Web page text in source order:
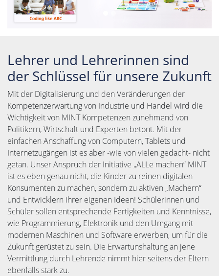
Lehrer und Lehrerinnen sind
der Schlüssel für unsere Zukunft
Mit der Digitalisierung und den Veränderungen der
Kompetenzerwartung von Industrie und Handel wird die
Wichtigkeit von MINT Kompetenzen zunehmend von
Politikern, Wirtschaft und Experten betont. Mit der
einfachen Anschaffung von Computern, Tablets und
Internetzugängen ist es aber -wie von vielen gedacht- nicht
getan. Unser Anspruch der Initiative „ALLe machen“ MINT
ist es eben genau nicht, die Kinder zu reinen digitalen
Konsumenten zu machen, sondern zu aktiven „Machern“
und Entwicklern ihrer eigenen Ideen! Schülerinnen und
Schüler sollen entsprechende Fertigkeiten und Kenntnisse,
wie Programmierung, Elektronik und den Umgang mit
modernen Maschinen und Software erwerben, um für die
Zukunft gerüstet zu sein. Die Erwartunshaltung an jene
Vermittlung durch Lehrende nimmt hier seitens der Eltern
ebenfalls stark zu.